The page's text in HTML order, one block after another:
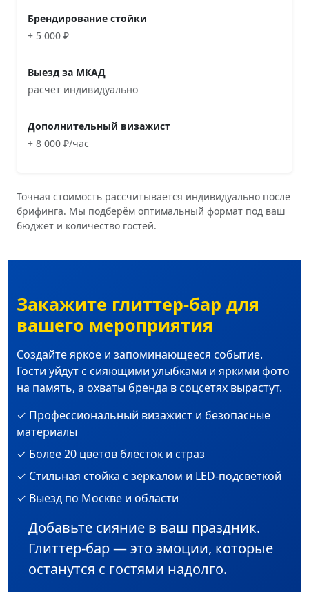
Брендирование стойки
+ 5 000 ₽
Выезд за МКАД
расчёт индивидуально
Дополнительный визажист
+ 8 000 ₽/час
Точная стоимость рассчитывается индивидуально после
брифинга. Мы подберём оптимальный формат под ваш
бюджет и количество гостей.
Закажите глиттер-бар для
вашего мероприятия
Создайте яркое и запоминающееся событие.
Гости уйдут с сияющими улыбками и яркими фото
на память, а охваты бренда в соцсетях вырастут.
✓ Профессиональный визажист и безопасные
материалы
✓ Более 20 цветов блёсток и страз
✓ Стильная стойка с зеркалом и LED-подсветкой
✓ Выезд по Москве и области
Добавьте сияние в ваш праздник.
Глиттер-бар — это эмоции, которые
останутся с гостями надолго.